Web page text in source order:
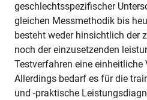
geschlechtsspezifischer
gleichen Messmethodik bis
besteht weder hinsichtlich der
noch der einzusetzenden
Testverfahren eine einheitliche
Allerdings bedarf es für die
und -praktische